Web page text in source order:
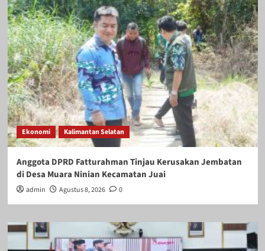
Ekonomi Kalimantan Selatan
Anggota DPRD Fatturahman Tinjau Kerusakan Jembatan
di Desa Muara Ninian Kecamatan Juai
admin Agustus 8, 2026 0